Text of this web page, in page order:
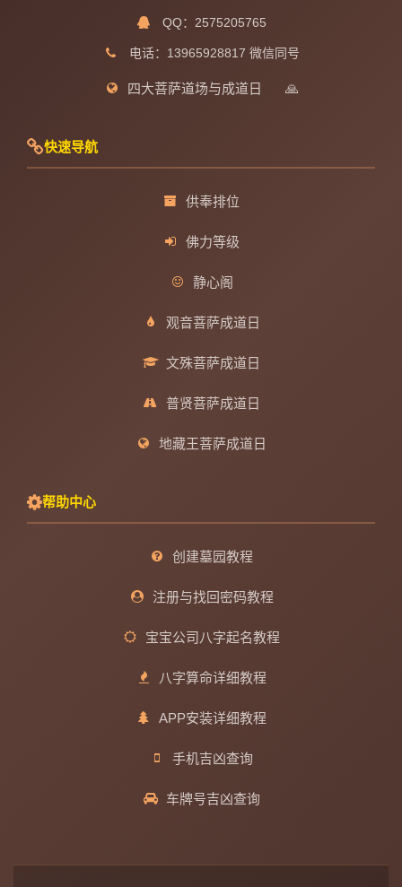
QQ：2575205765
电话：13965928817 微信同号
四大菩萨道场与成道日 🙏
快速导航
供奉排位
佛力等级
静心阁
观音菩萨成道日
文殊菩萨成道日
普贤菩萨成道日
地藏王菩萨成道日
帮助中心
创建墓园教程
注册与找回密码教程
宝宝公司八字起名教程
八字算命详细教程
APP安装详细教程
手机吉凶查询
车牌号吉凶查询